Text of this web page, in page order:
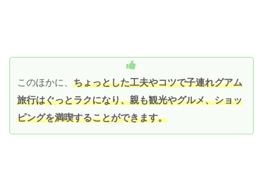
このほかに、 ちょっとした工夫やコツで子連れグアム
旅行はぐっとラクになり、親も観光やグルメ、ショッ
ピングを満喫することができます。